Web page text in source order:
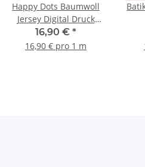
Happy Dots Baumwoll
Jersey Digital Druck
Kreise pink/bunt
16,90 € *
16,90 € pro 1 m